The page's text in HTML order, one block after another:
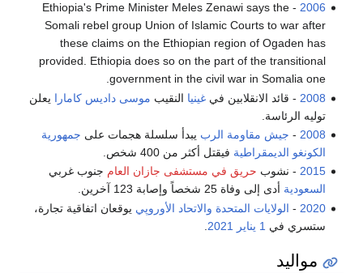
2006
- Ethiopia's Prime Minister Meles Zenawi says the
Somali rebel group Union of Islamic Courts to war after
these claims on the Ethiopian region of Ogaden has
provided. Ethiopia does so on the part of the transitional
government in the civil war in Somalia one.
2008 - قائد الانقلابين فيغينيا النقيب موسى داديس كامارا يعلن
توليه الرئاسة.
2008
- جيش مقاومة الرب يبدأ سلسلة هجمات على جمهورية
الكونغو الديمقراطية فيقتل أكثر من 400 شخص.
2015 - نشوب حريق في مستشفى جازان العام جنوب غربي
السعودية أدى إلى وفاة 25 شخصاً وإصابة 123 آخرين.
2020
- الولايات المتحدة والاتحاد الأوروپي يوقعان اتفاقية تجارة،
ستسري في 1 يناير 2021
مواليد